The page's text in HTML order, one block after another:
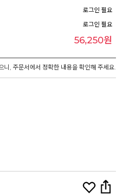
로그인 필요
로그인 필요
56,250원
니, 주문서에서 정확한 내용을 확인해 주세요.